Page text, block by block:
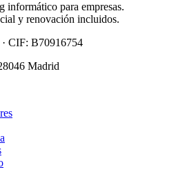
informático para empresas.
y renovación incluidos.
· CIF: B70916754
Madrid